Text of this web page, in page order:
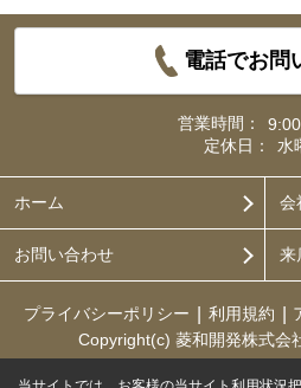
電話でお問
営業時間：
定休日：
水
ホーム 会
お問い合わせ 来
プライバシーポリシー 利用規約
Copyright(c) 菱和開発株式会